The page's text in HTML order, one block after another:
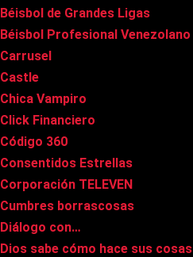
Béisbol de Grandes Ligas
Béisbol Profesional Venezolano
Carrusel
Castle
Chica Vampiro
Click Financiero
Código 360
Consentidos Estrellas
Corporación TELEVEN
Cumbres borrascosas
Diálogo con…
Dios sabe cómo hace sus cosas